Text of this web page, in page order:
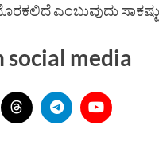
ಎಂಬುವುದು
social media